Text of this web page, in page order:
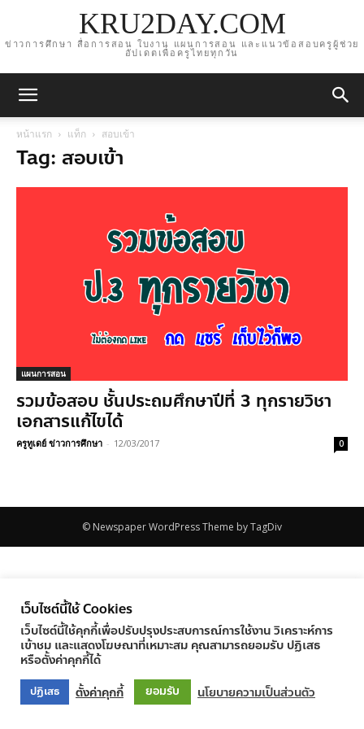
KRU2DAY.COM
ข่าวการศึกษา สื่อการสอน ใบงาน แผนการสอน และแนวข้อสอบครูผู้ช่วย
อัปเดตเพื่อครูไทยทุกวัน
หน้าแรก แท็ก สอบเข้า
Tag: สอบเข้า
แผนการสอน
รวมข้อสอบ ชั้นประถมศึกษาปีที่ 3 ทุกรายวิชา
เอกสารแก้ไขได้
ครูทูเดย์ ข่าวการศึกษา - 12/03/2017 0
© Newspaper WordPress Theme by TagDiv
เว็บไซต์นี้ใช้ Cookies
เว็บไซต์นี้ใช้คุกกี้เพื่อปรับปรุงประสบการณ์การใช้งาน วิเคราะห์การ
เข้าชม และแสดงโฆษณาที่เหมาะสม คุณสามารถยอมรับ ปฏิเสธ
หรือตั้งค่าคุกกี้ได้
ปฏิเสธ ตั้งค่าคุกกี้ ยอมรับ นโยบายความเป็นส่วนตัว